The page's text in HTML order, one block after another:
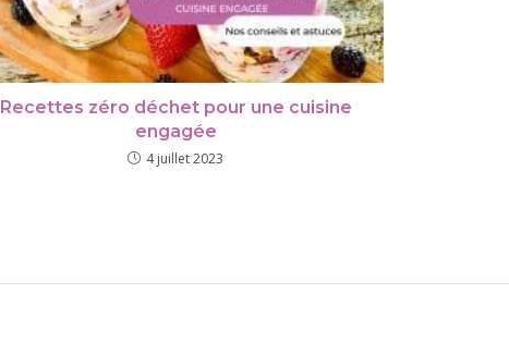
Recettes zéro déchet pour une cuisine
engagée
4 juillet 2023